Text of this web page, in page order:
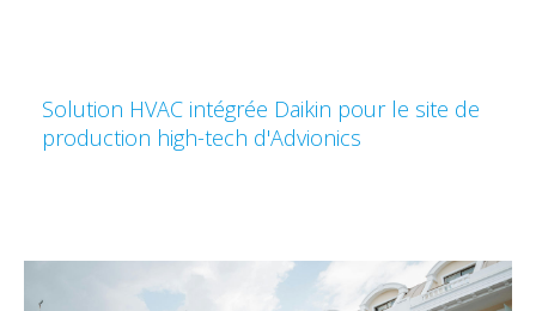
Solution HVAC intégrée Daikin pour le site de
production high-tech d'Advionics